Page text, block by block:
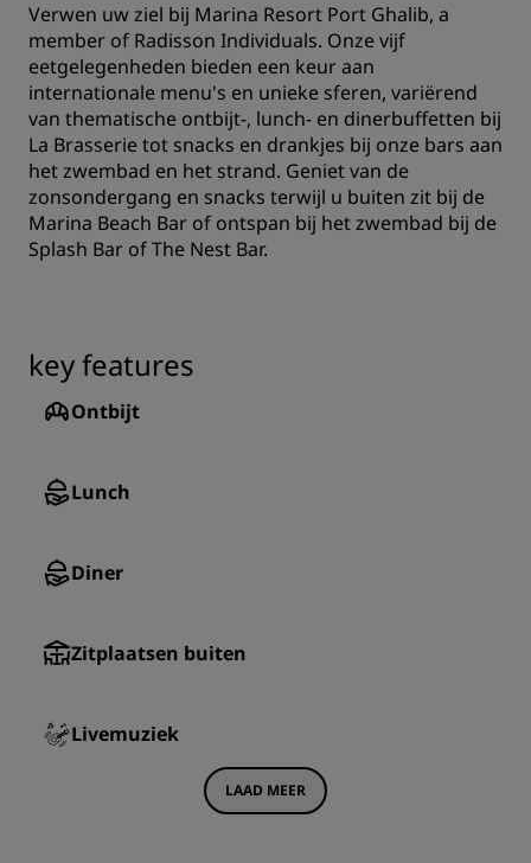
Verwen uw ziel bij Marina Resort Port Ghalib, a
member of Radisson Individuals. Onze vijf
eetgelegenheden bieden een keur aan
internationale menu's en unieke sferen, variërend
van thematische ontbijt-, lunch- en dinerbuffetten bij
La Brasserie tot snacks en drankjes bij onze bars aan
het zwembad en het strand. Geniet van de
zonsondergang en snacks terwijl u buiten zit bij de
Marina Beach Bar of ontspan bij het zwembad bij de
Splash Bar of The Nest Bar.
key features
Ontbijt
Lunch
Diner
Zitplaatsen buiten
Livemuziek
LAAD MEER